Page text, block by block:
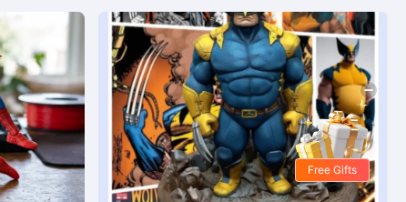
Free Gifts